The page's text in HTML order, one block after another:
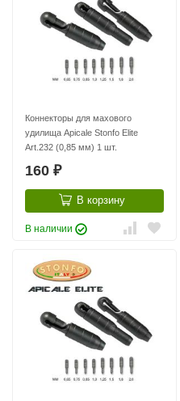
Коннекторы для махового
удилища Apicale Stonfo Elite
Art.232 (0,85 мм) 1 шт.
160 ₽
В корзину
В наличии